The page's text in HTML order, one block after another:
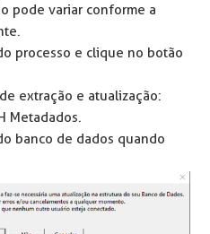
pode variar conforme a
processo e clique no botão
extração e atualização:
Metadados.
banco de dados quando